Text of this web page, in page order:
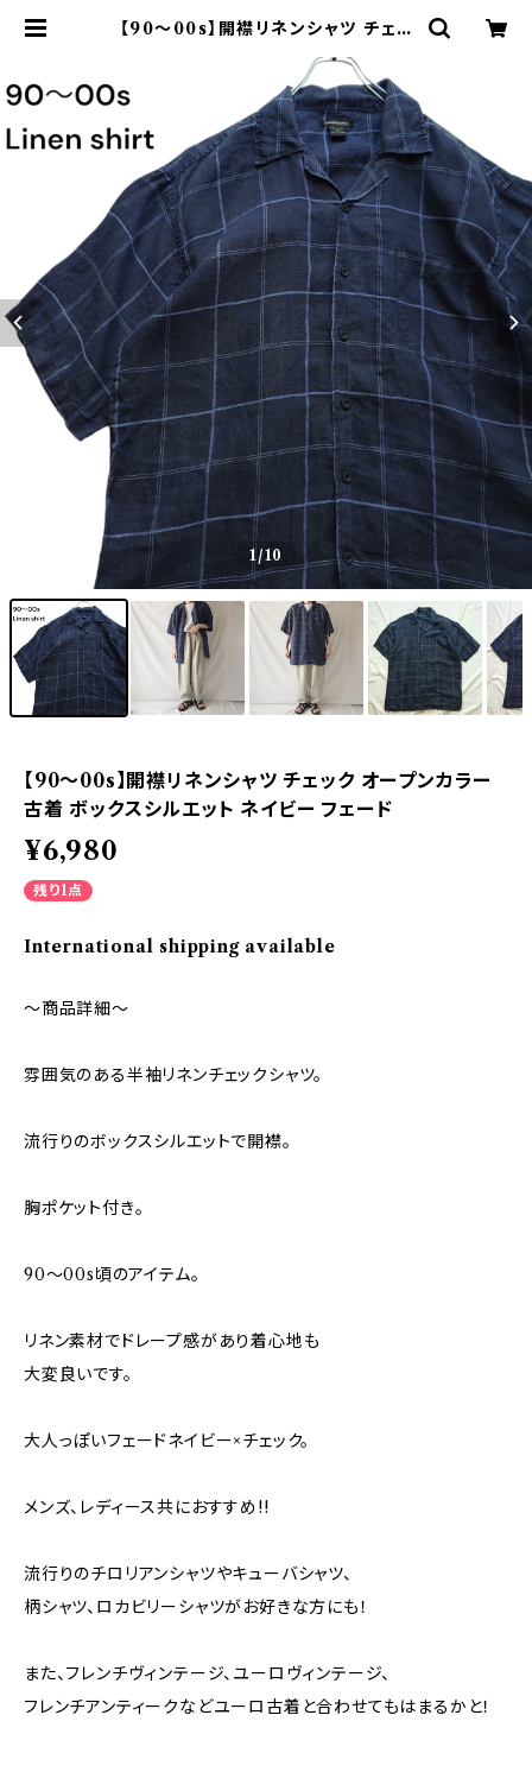
【90～00s】開襟リネンシャツ チェッ
エット ネイビー フェード | オンライ
ン古着屋 9chord
1/10
【90～00s】開襟リネンシャツ チェック オープンカラー
古着 ボックスシルエット ネイビー フェード
¥6,980
残り1点
International shipping available
～商品詳細～
雰囲気のある半袖リネンチェックシャツ。
流行りのボックスシルエットで開襟。
胸ポケット付き。
90～00s頃のアイテム。
リネン素材でドレープ感があり着心地も
大変良いです。
大人っぽいフェードネイビー×チェック。
メンズ、レディース共におすすめ!!
流行りのチロリアンシャツやキューバシャツ、
柄シャツ、ロカビリーシャツがお好きな方にも！
また、フレンチヴィンテージ、ユーロヴィンテージ、
フレンチアンティークなどユーロ古着と合わせてもはまるかと！